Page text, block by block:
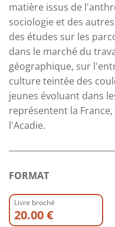
matière issus de
sociologie et des
des études sur les
dans le marché du
géographique, sur
culture teintée des
jeunes évoluant dans
représentent la
l'Acadie.
FORMAT
Livre broché
20.00 €